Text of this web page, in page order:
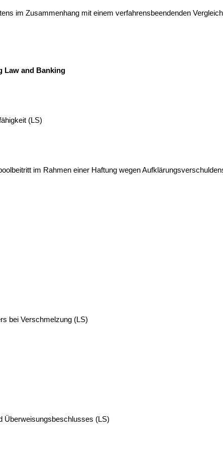
im Zusammenhang mit einem verfahrensbeendenden Vergleich
Law and Banking
(LS)
im Rahmen einer Haftung wegen
bei Verschmelzung (LS)
Überweisungsbeschlusses (LS)